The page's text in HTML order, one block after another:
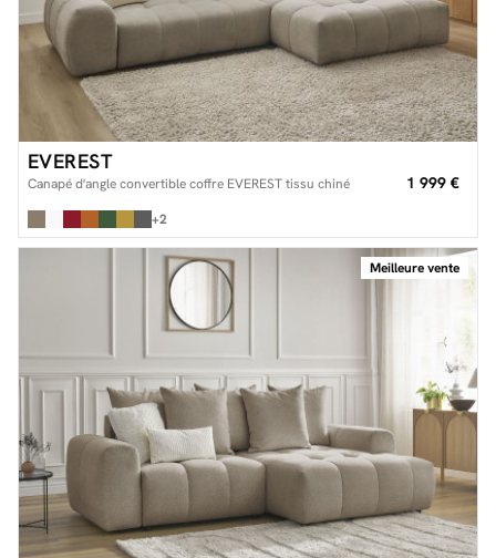
EVEREST
Canapé d'angle convertible coffre EVEREST tissu chiné 1 999 €
+2
Meilleure vente